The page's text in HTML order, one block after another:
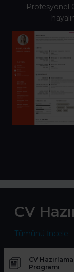
Profesyonel
CV
Tümünü İncele
CV Hazırlama
Programı